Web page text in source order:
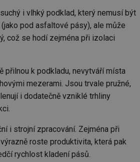
i vlhký podklad, který nemusí být
pod asfaltové pásy), ale může
což se hodí zejména při izolaci
přilnou k podkladu, nevytváří místa
mezerami. Jsou trvale pružné,
i dodatečně vzniklé trhliny
i strojní zpracování. Zejména při
roste produktivita, která pak
rychlost kladení pásů.